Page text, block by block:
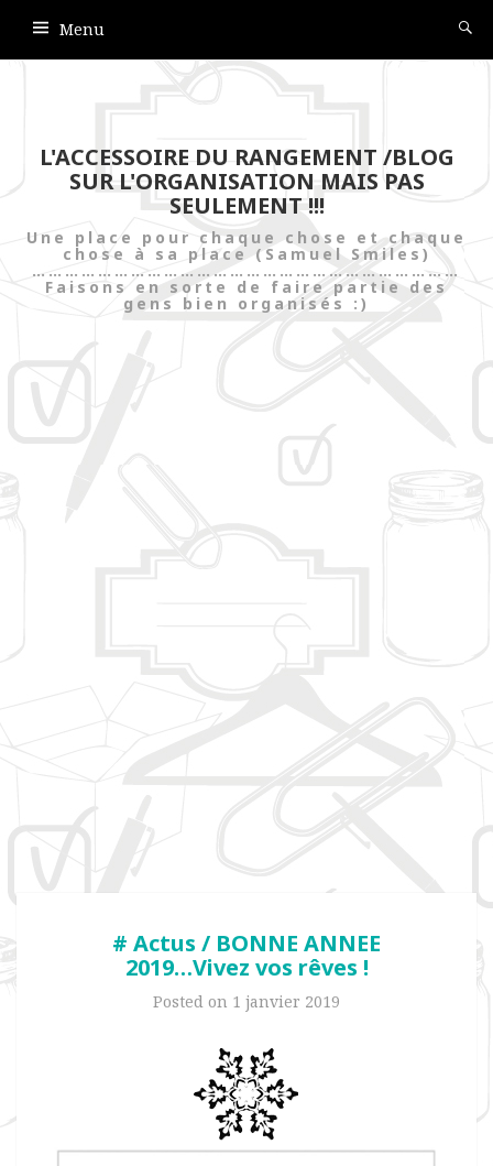
Menu
L'ACCESSOIRE DU RANGEMENT /BLOG
SUR L'ORGANISATION MAIS PAS
SEULEMENT !!!
Une place pour chaque chose et chaque
chose à sa place (Samuel Smiles)
……………………………………………………………………
Faisons en sorte de faire partie des
gens bien organisés :)
# Actus / BONNE ANNEE
2019…Vivez vos rêves !
Posted on 1 janvier 2019